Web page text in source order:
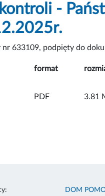
kontroli -
nr 633109, podpięty do
format
ZAŁĄCZNIK
PDF 3.81
DOM